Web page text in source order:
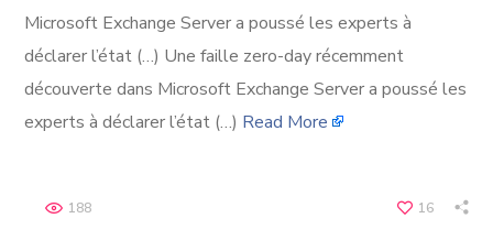
Microsoft Exchange Server a poussé les experts à
déclarer l’état (…) Une faille zero-day récemment
découverte dans Microsoft Exchange Server a poussé les
experts à déclarer l’état (…) Read More
16
188